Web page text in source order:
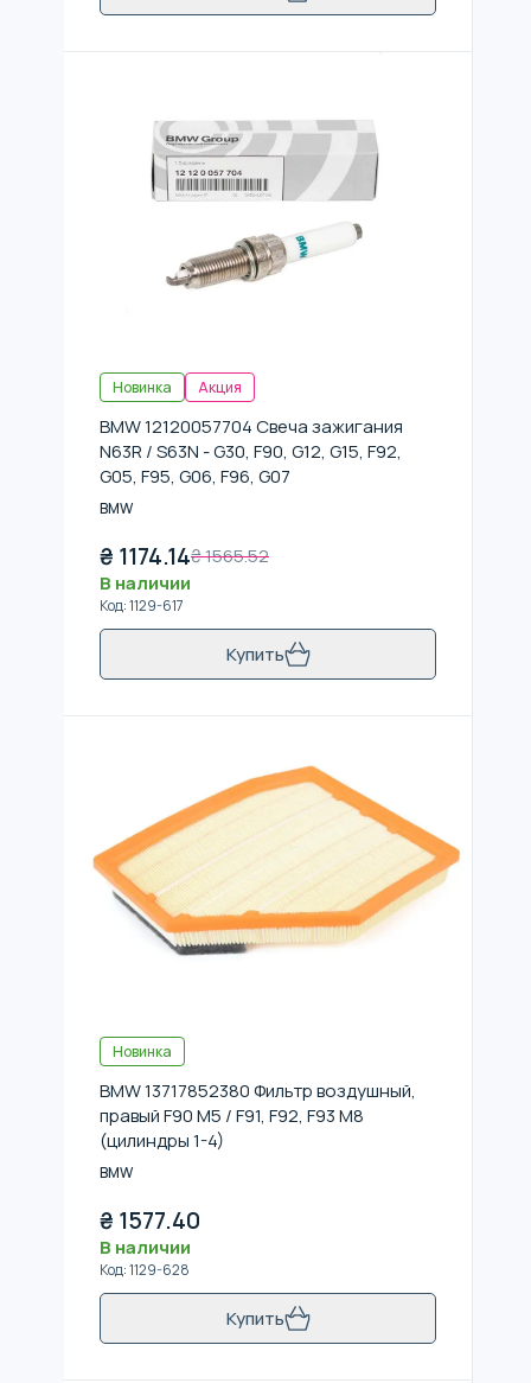
Новинка Акция
BMW 12120057704 Свеча зажигания
N63R / S63N - G30, F90, G12, G15, F92,
G05, F95, G06, F96, G07
BMW
₴ 1174.14₴1565.52
В наличии
Код:1129-617
Купить
Новинка
BMW 13717852380 Фильтр воздушный,
правый F90 M5 / F91, F92, F93 M8
(цилиндры 1-4)
BMW
₴ 1577.40
В наличии
Код:1129-628
Купить